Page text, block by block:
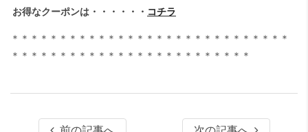
お得なクーポンは・・・・・・ コチラ
＊＊＊＊＊＊＊＊＊＊＊＊＊＊＊＊＊＊＊＊＊＊＊＊＊＊＊＊＊
＊＊＊＊＊＊＊＊＊＊＊＊＊＊＊＊＊＊＊＊＊＊＊＊＊